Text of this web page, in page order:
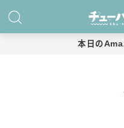
本日の